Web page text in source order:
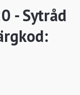
- Sytråd